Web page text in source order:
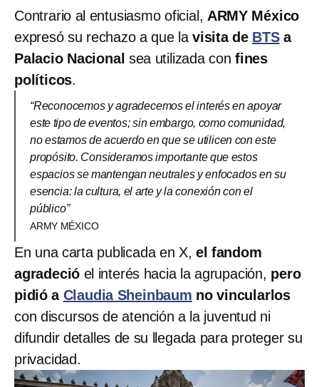
Contrario al entusiasmo oficial, ARMY México
expresó su rechazo a que lavisita de BTSa
Palacio Nacional sea utilizada confines
políticos.
“Reconocemos y agradecemos el interés en apoyar
este tipo de eventos; sin embargo, como comunidad,
no estamos de acuerdo en que se utilicen con este
propósito. Consideramos importante que estos
espacios se mantengan neutrales y enfocados en su
esencia: la cultura, el arte y la conexión con el
público”
ARMY MÉXICO
En una carta publicada en X, el fandom
agradeció el interés hacia la agrupación, pero
pidió a Claudia Sheinbaum no vincularlos
con discursos de atención a la juventud ni
difundir detalles de su llegada para proteger su
privacidad.